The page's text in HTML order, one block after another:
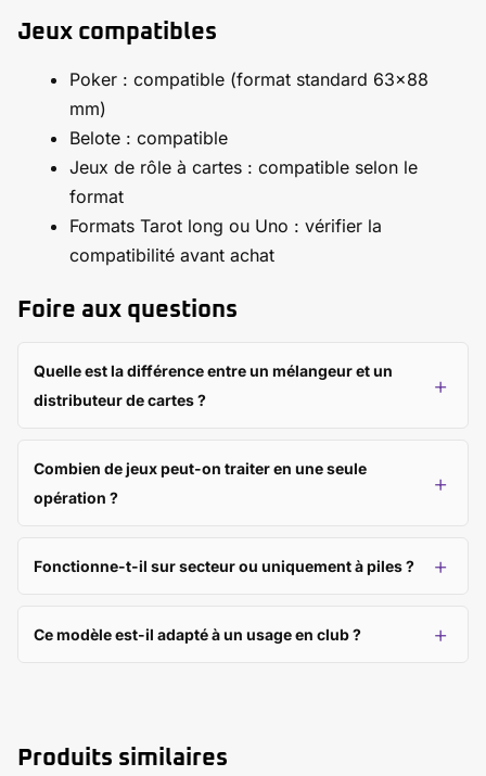
Jeux compatibles
Poker : compatible (format standard 63×88
mm)
Belote : compatible
Jeux de rôle à cartes : compatible selon le
format
Formats Tarot long ou Uno : vérifier la
compatibilité avant achat
Foire aux questions
Quelle est la différence entre un mélangeur et un
distributeur de cartes ?
Combien de jeux peut-on traiter en une seule
opération ?
Fonctionne-t-il sur secteur ou uniquement à piles ?
Ce modèle est-il adapté à un usage en club ?
Produits similaires